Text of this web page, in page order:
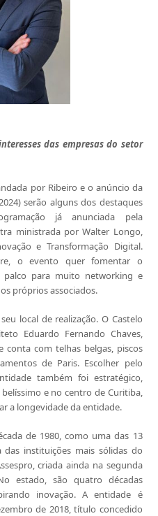
das empresas do setor
por Ribeiro e o anúncio da
serão alguns dos destaques
já anunciada pela
ministrada por Walter Longo,
e Transformação Digital.
o evento quer fomentar o
palco para muito networking e
próprios associados.
local de realização. O Castelo
Eduardo Fernando Chaves,
conta com telhas belgas, piscos
de Paris. Escolher pelo
também foi estratégico,
e no centro de Curitiba,
a longevidade da entidade.
de 1980, como uma das 13
instituições mais sólidas do
criada ainda na segunda
estado, são quatro décadas
inovação. A entidade é
de 2018, título concedido